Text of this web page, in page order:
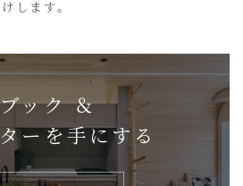
します。
ック ＆
ーを手にする